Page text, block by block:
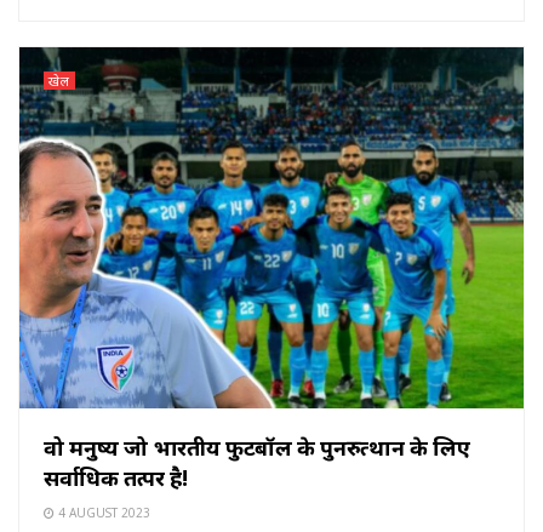
खेल
वो मनुष्य जो भारतीय फुटबॉल के पुनरुत्थान के लिए
सर्वाधिक तत्पर है!
4 AUGUST 2023